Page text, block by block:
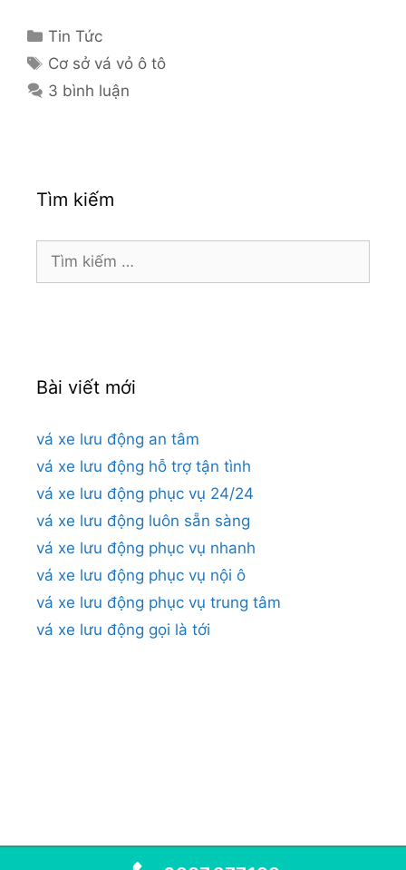
Danh
mục
Tin Tức
Thẻ
Cơ sở vá vỏ ô tô
3 bình luận
Tìm kiếm
Tìm
Bài viết mới
vá xe lưu động an tâm
vá xe lưu động hỗ trợ tận tình
vá xe lưu động phục vụ 24/24
vá xe lưu động luôn sẵn sàng
vá xe lưu động phục vụ nhanh
vá xe lưu động phục vụ nội ô
vá xe lưu động phục vụ trung tâm
vá xe lưu động gọi là tới